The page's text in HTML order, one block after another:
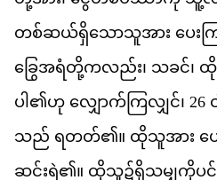
တစဆယရသသအ ပ
ခအရတကလည်း၊ သခင်၊ ထ
ပ ါ၏​ဟ လက ကလင်၊ 26
သည ရတတ်၏။ ထသအ
ဆငရဲ၏။ ထသူ၌​ရသမကပင